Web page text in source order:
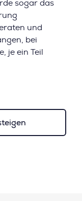
sogar das
und
bei
je ein Teil